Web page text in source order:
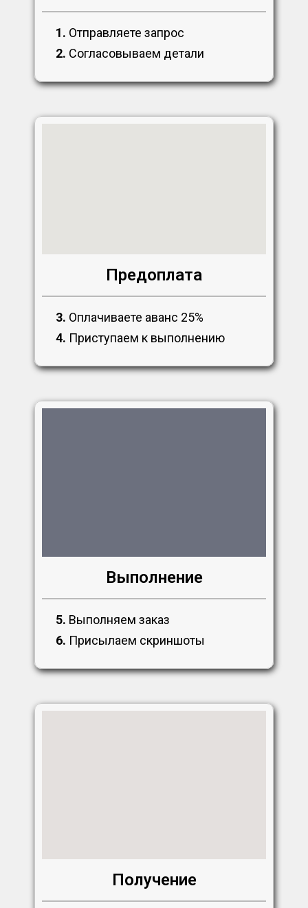
1. Отправляете запрос
2. Согласовываем детали
Предоплата
3. Оплачиваете аванс 25%
4. Приступаем к выполнению
Выполнение
5. Выполняем заказ
6. Присылаем скриншоты
Получение